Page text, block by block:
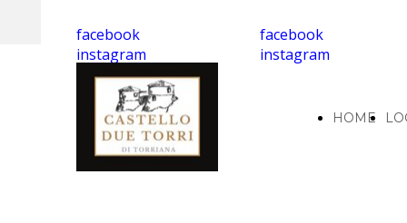
facebook
instagram
facebook
instagram
HOME